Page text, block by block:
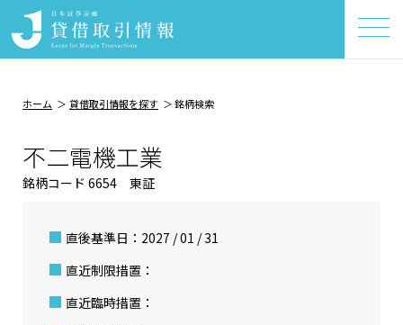
ホーム 貸借取引情報を探す 銘柄検索
不二電機工業
銘柄コード 6654 東証
直後基準日：2027 / 01 / 31
直近制限措置：
直近臨時措置：